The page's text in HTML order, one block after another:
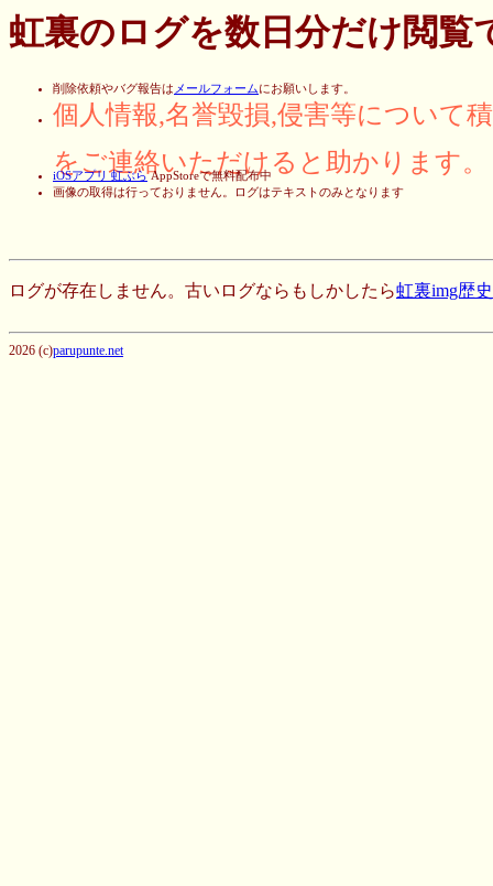
虹裏のログを数日分だけ閲覧
削除依頼やバグ報告はメールフォームにお願いします。
個人情報,名誉毀損,侵害等について
をご連絡いただけると助かります。
iOSアプリ 虹ぶらAppStoreで無料配布中
画像の取得は行っておりません。ログはテキストのみとなります
ログが存在しません。古いログならもしかしたら虹裏img歴
2026 (c)parupunte.net